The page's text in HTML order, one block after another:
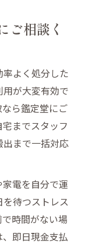
の信頼性を
が安心でき
切なチェ
選び方と注
ご相談く
よく処分した
が大変有効で
ら鑑定堂にご
までスタッフ
まで一括対応
電を自分で運
待つストレス
時間がない場
即日現金支払